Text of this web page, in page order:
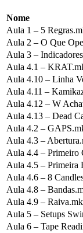
Nome
Aula 1 – 5
Aula 2 – O Que
Aula 3 –
Aula 4.1 –
Aula 4.10 – Linha
Aula 4.11 –
Aula 4.12 – W
Aula 4.13 – Dead
Aula 4.2 –
Aula 4.3 –
Aula 4.4 – Primeiro
Aula 4.5 – Primeira
Aula 4.6 – 8
Aula 4.8 –
Aula 4.9 –
Aula 5 – Setups
Aula 6 – Tape